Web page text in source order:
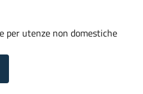
per utenze non domestiche